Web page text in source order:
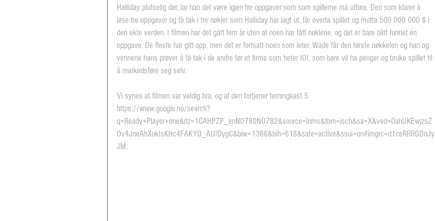
Halliday plutselig dør, lar han det være igjen tre oppgaver som som spillerne må utføre. Den som klarer å
løse tre oppgaver og få tak i tre nøkler som Halliday har lagt ut, får overta spillet og motta 500 000 000 $ i
den ekte verden. I filmen har det gått fem år uten at noen har fått nøklene, og det er bare blitt funnet én
oppgave. De fleste har gitt opp, men det er fortsatt noen som leter. Wade får den første nøkkelen og han og
vennene hans prøver å få tak i de andre før et firma som heter IOI, som bare vil ha penger og bruke spillet til
å markedsføre seg selv.
Vi synes at filmen var veldig bra, og at den fortjener terningkast 5.
https://www.google.no/search?
q=Ready+Player+one&rlz=1CAHPZP_enNO780NO782&source=lnms&tbm=isch&sa=X&ved=0ahUKEwjzsZ
Ov4JneAhXokIsKHc4FAKYQ_AUIDygC&biw=1366&bih=618&safe=active&ssui=on#imgrc=d1ceRRRGDnJy
JM: